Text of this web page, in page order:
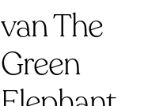
van The
Green